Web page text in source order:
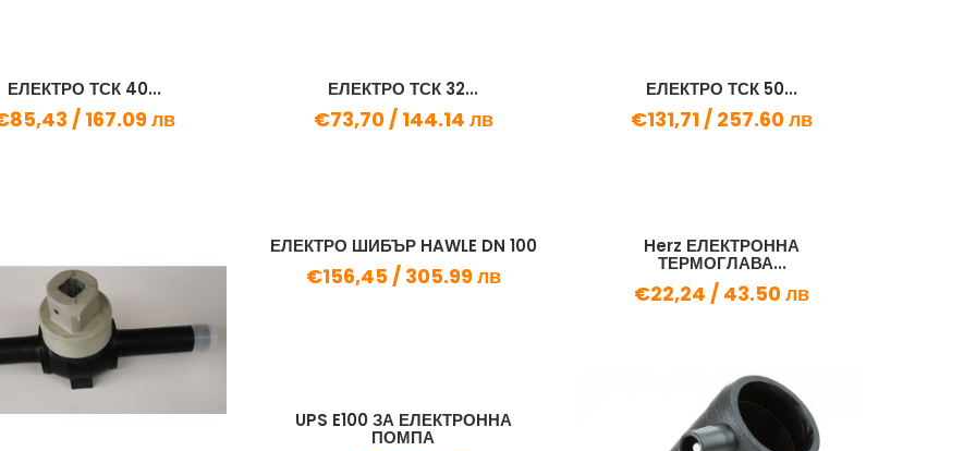
ЕЛЕКТРО ТСК 40...
/ 167.09 лв
ЕЛЕКТРО ТСК 32...
€73,70 / 144.14 лв
ЕЛЕКТРО ТСК 50...
€131,71 / 257.60 лв
ЕЛЕКТРО ШИБЪР HAWLE DN 100
€156,45 / 305.99 лв
Herz ЕЛЕКТРОННА
ТЕРМОГЛАВА...
€22,24 / 43.50 лв
UPS E100 ЗА ЕЛЕКТРОННА
ПОМПА